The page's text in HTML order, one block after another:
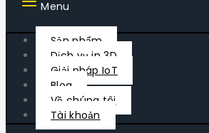
Menu
Sản phẩm
Dịch vụ in 3D
Giải pháp IoT
Blog
Về chúng tôi
Tài khoản